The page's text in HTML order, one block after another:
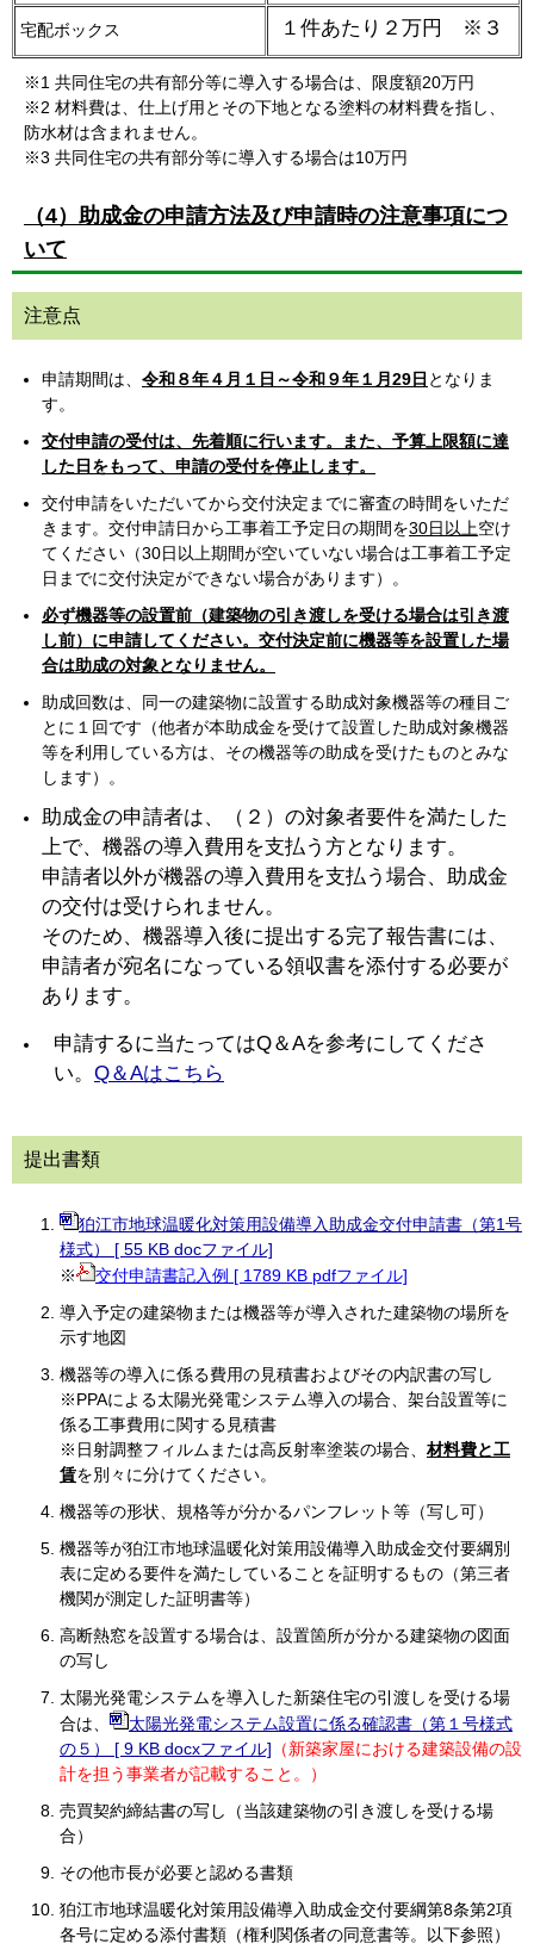
宅配ボックス １件あたり２万円 ※３
※1 共同住宅の共有部分等に導入する場合は、限度額20万円
※2 材料費は、仕上げ用とその下地となる塗料の材料費を指し、
防水材は含まれません。
※3 共同住宅の共有部分等に導入する場合は10万円
（4）助成金の申請方法及び申請時の注意事項につ
いて
注意点
申請期間は、 令和８年４月１日～令和９年１月29日 となりま
す。
交付申請の受付は、先着順に行います。また、予算上限額に達
した日をもって、申請の受付を停止します。
交付申請をいただいてから交付決定までに審査の時間をいただ
きます。交付申請日から工事着工予定日の期間を30日以上空け
てください（30日以上期間が空いていない場合は工事着工予定
日までに交付決定ができない場合があります）。
必ず機器等の設置前（建築物の引き渡しを受ける場合は引き渡
し前）に申請してください。交付決定前に機器等を設置した場
合は助成の対象となりません。
助成回数は、同一の建築物に設置する助成対象機器等の種目ご
とに１回です（他者が本助成金を受けて設置した助成対象機器
等を利用している方は、その機器等の助成を受けたものとみな
します）。
助成金の申請者は、（２）の対象者要件を満たした
上で、機器の導入費用を支払う方となります。
申請者以外が機器の導入費用を支払う場合、助成金
の交付は受けられません。
​そのため、機器導入後に提出する完了報告書には、
申請者が宛名になっている領収書を添付する必要が
あります。
申請するに当たってはQ＆Aを参考にしてくださ
い。 Q＆Aはこちら
提出書類
狛江市地球温暖化対策用設備導入助成金交付申請書（第1号
様式） [ 55 KB docファイル]
※
交付申請書記入例 [ 1789 KB pdfファイル]
導入予定の建築物または機器等が導入された建築物の場所を
示す地図
機器等の導入に係る費用の見積書およびその内訳書の写し
※PPAによる太陽光発電システム導入の場合、架台設置等に
係る工事費用に関する見積書
※日射調整フィルムまたは高反射率塗装の場合、 材料費と工
賃を別々に分けてください。
機器等の形状、規格等が分かるパンフレット等（写し可）
機器等が狛江市地球温暖化対策用設備導入助成金交付要綱別
表に定める要件を満たしていることを証明するもの（第三者
機関が測定した証明書等）
高断熱窓を設置する場合は、設置箇所が分かる建築物の図面
の写し
太陽光発電システムを導入した新築住宅の引渡しを受ける場
合は、
太陽光発電システム設置に係る確認書（第１号様式
の５） [ 9 KB docxファイル] （新築家屋における建築設備の設
計を担う事業者が記載すること。）
売買契約締結書の写し（当該建築物の引き渡しを受ける場
合）
その他市長が必要と認める書類
狛江市地球温暖化対策用設備導入助成金交付要綱第8条第2項
各号に定める添付書類（権利関係者の同意書等。以下参照）